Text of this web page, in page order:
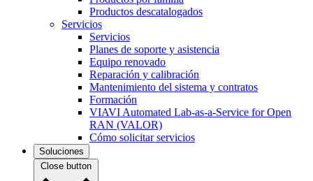
Productos descatalogados
Servicios
Servicios
Planes de soporte y asistencia
Equipo renovado
Reparación y calibración
Mantenimiento del sistema y contratos
Formación
VIAVI Automated Lab-as-a-Service for Open
RAN (VALOR)
Cómo solicitar servicios
Soluciones
Close button